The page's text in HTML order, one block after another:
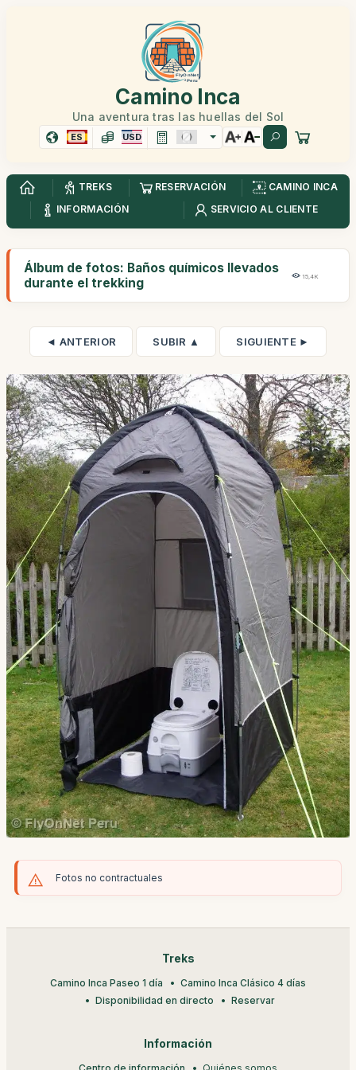
Camino Inca
Una aventura tras las huellas del Sol
ES USD
TREKS RESERVACIÓN
CAMINO INCA
INFORMACIÓN
SERVICIO AL CLIENTE
Álbum de fotos: Baños químicos llevados
durante el trekking
15,4K
◄ ANTERIOR SUBIR ▲ SIGUIENTE ►
Fotos no contractuales
Treks
Camino Inca Paseo 1 día
Camino Inca Clásico 4 días
Disponibilidad en directo
Reservar
Información